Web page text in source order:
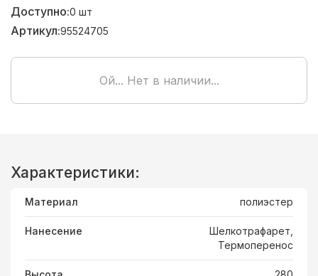
Доступно:0 шт
Артикул:95524705
Ой... Нет в наличии...
Характеристики:
Материал полиэстер
Нанесение
Шелкотрафарет,
Термоперенос